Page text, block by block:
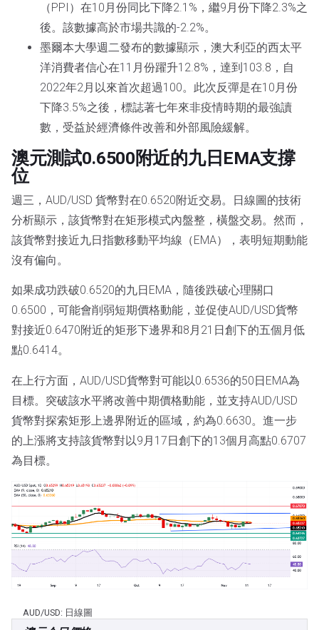
（PPI）在10月份同比下降2.1%，繼9月份下降2.3%之
後。該數據高於市場共識的-2.2%。
墨爾本大學週二發布的數據顯示，澳大利亞的西太平
洋消費者信心在11月份躍升12.8%，達到103.8，自
2022年2月以來首次超過100。此次反彈是在10月份
下降3.5%之後，標誌著七年來非疫情時期的最強讀
數，受益於經濟條件改善和外部風險緩解。
澳元測試0.6500附近的九日EMA支撐
位
週三，AUD/USD 貨幣對在0.6520附近交易。日線圖的技術
分析顯示，該貨幣對在矩形模式內盤整，橫盤交易。然而，
該貨幣對接近九日指數移動平均線（EMA），表明短期動能
沒有偏向。
如果成功跌破0.6520的九日EMA，隨後跌破心理關口
0.6500，可能會削弱短期價格動能，並促使AUD/USD貨幣
對接近0.6470附近的矩形下邊界和8月21日創下的五個月低
點0.6414。
在上行方面，AUD/USD貨幣對可能以0.6536的50日EMA為
目標。突破該水平將改善中期價格動能，並支持AUD/USD
貨幣對探索矩形上邊界附近的區域，約為0.6630。進一步
的上漲將支持該貨幣對以9月17日創下的13個月高點0.6707
為目標。
AUD/USD: 日線圖